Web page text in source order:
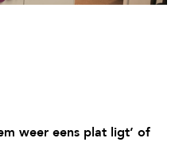
weer eens plat ligt’ of